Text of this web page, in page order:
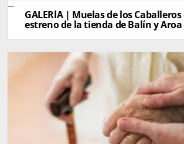
GALERÍA | Muelas de los
estreno de la tienda de Balín y Aroa